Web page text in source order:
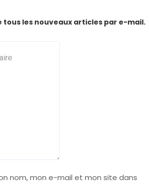
nom, mon e-mail et mon site dans
tous les nouveaux articles par e-mail.